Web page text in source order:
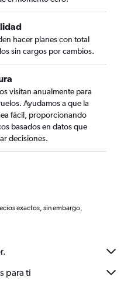
hacer planes con total
sin cargos por cambios.
visitan anualmente para
Ayudamos a que la
fácil, proporcionando
basados en datos que
decisiones.
exactos, sin embargo,
para ti